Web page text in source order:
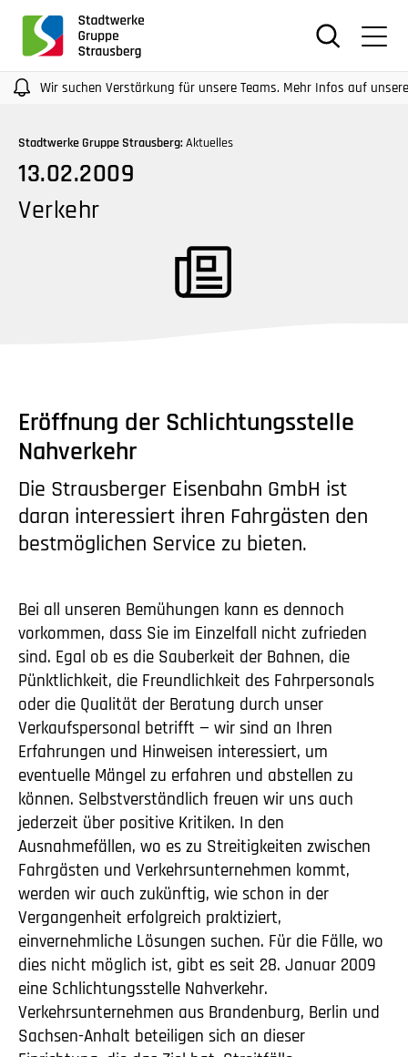
Screenreader
oder
Navigation
Tabulatorentaste:
Überspringen
der
Hauptnavigation
Wir suchen Verstärkung für unsere Teams. Mehr Infos auf unseren
Stadtwerke Gruppe Strausberg: Aktuelles
13.02.2009
Verkehr
Eröffnung der Schlichtungsstelle
Nahverkehr
Die Strausberger Eisenbahn GmbH ist
daran interessiert ihren Fahrgästen den
bestmöglichen Service zu bieten.
Bei all unseren Bemühungen kann es dennoch
vorkommen, dass Sie im Einzelfall nicht zufrieden
sind. Egal ob es die Sauberkeit der Bahnen, die
Pünktlichkeit, die Freundlichkeit des Fahrpersonals
oder die Qualität der Beratung durch unser
Verkaufspersonal betrifft — wir sind an Ihren
Erfahrungen und Hinweisen interessiert, um
eventuelle Mängel zu erfahren und abstellen zu
können. Selbstverständlich freuen wir uns auch
jederzeit über positive Kritiken. In den
Ausnahmefällen, wo es zu Streitigkeiten zwischen
Fahrgästen und Verkehrsunternehmen kommt,
werden wir auch zukünftig, wie schon in der
Vergangenheit erfolgreich praktiziert,
einvernehmliche Lösungen suchen. Für die Fälle, wo
dies nicht möglich ist, gibt es seit 28. Januar 2009
eine Schlichtungsstelle Nahverkehr.
Verkehrsunternehmen aus Brandenburg, Berlin und
Sachsen-Anhalt beteiligen sich an dieser